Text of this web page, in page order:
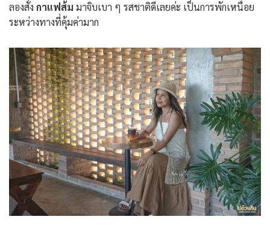
ลองสั่ง กาแฟส้ม มาจิบเบา ๆ รสชาติดีเลยค่ะ เป็นการพักเหนื่อย
ระหว่างทางที่คุ้มค่ามาก